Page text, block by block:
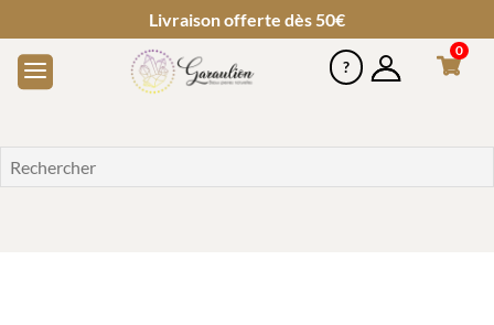
Livraison offerte dès 50€
0